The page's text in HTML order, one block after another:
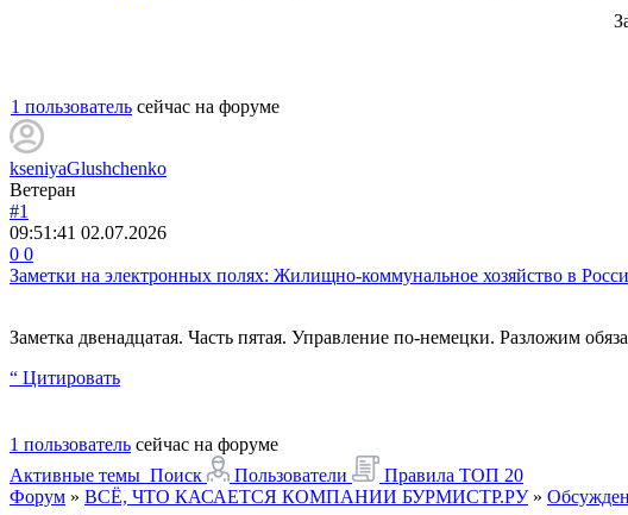
1 пользователь сейчас на форуме
kseniyaGlushchenko
Ветеран
#1
09:51:41 02.07.2026
0 0
Заметки на электронных полях: Жилищно-коммунальное хозяйство в
Заметка двенадцатая. Часть пятая. Управление по-немецки. Разложим
“ Цитировать
1 пользователь сейчас на форуме
Активные темы Поиск Пользователи Правила ТОП 20
Форум » ВСЁ, ЧТО КАСАЕТСЯ КОМПАНИИ БУРМИСТР.РУ »